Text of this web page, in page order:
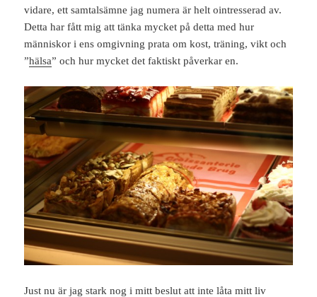
vidare, ett samtalsämne jag numera är helt ointresserad av.
Detta har fått mig att tänka mycket på detta med hur
människor i ens omgivning prata om kost, träning, vikt och
”hälsa” och hur mycket det faktiskt påverkar en.
Just nu är jag stark nog i mitt beslut att inte låta mitt liv